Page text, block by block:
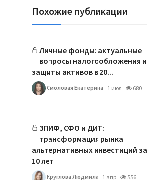
Похожие публикации
Личные фонды: актуальные
вопросы налогообложения и
защиты активов в 20...
Смоловая Екатерина 1 июл 680
ЗПИФ, СФО и ДИТ:
трансформация рынка
альтернативных инвестиций за
10 лет
Круглова Людмила 1 апр 556